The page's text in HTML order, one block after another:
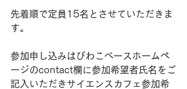
先着順で定員15名とさせていただきま
す。
参加申し込みはびわこベースホームペ
ージのcontact欄に参加希望者氏名をご
記入いただきサイエンスカフェ参加希